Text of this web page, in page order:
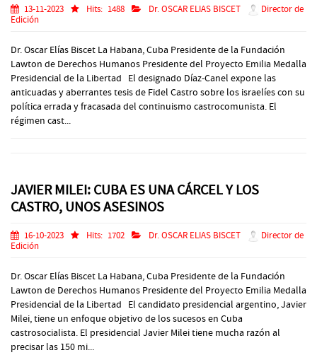
13-11-2023 Hits: 1488 Dr. OSCAR ELIAS BISCET
Director de
Edición
Dr. Oscar Elías Biscet La Habana, Cuba Presidente de la Fundación
Lawton de Derechos Humanos Presidente del Proyecto Emilia Medalla
Presidencial de la Libertad El designado Díaz-Canel expone las
anticuadas y aberrantes tesis de Fidel Castro sobre los israelíes con su
política errada y fracasada del continuismo castrocomunista. El
régimen cast...
JAVIER MILEI: CUBA ES UNA CÁRCEL Y LOS
CASTRO, UNOS ASESINOS
16-10-2023 Hits: 1702 Dr. OSCAR ELIAS BISCET
Director de
Edición
Dr. Oscar Elías Biscet La Habana, Cuba Presidente de la Fundación
Lawton de Derechos Humanos Presidente del Proyecto Emilia Medalla
Presidencial de la Libertad El candidato presidencial argentino, Javier
Milei, tiene un enfoque objetivo de los sucesos en Cuba
castrosocialista. El presidencial Javier Milei tiene mucha razón al
precisar las 150 mi...